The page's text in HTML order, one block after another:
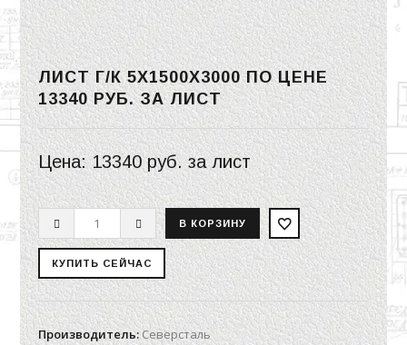
ЛИСТ Г/К 5Х1500Х3000 ПО ЦЕНЕ
13340 РУБ.ЗА ЛИСТ
Цена:13340 руб. за лист
Производитель:Северсталь